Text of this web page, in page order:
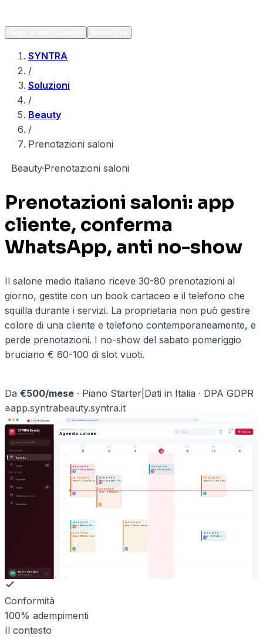
SYNTRA
/
Soluzioni
/
Beauty
/
Prenotazioni saloni
Beauty·Prenotazioni saloni
Prenotazioni saloni: app
cliente, conferma
WhatsApp, anti no-show
Il salone medio italiano riceve 30-80 prenotazioni al
giorno, gestite con un book cartaceo e il telefono che
squilla durante i servizi. La proprietaria non può gestire
colore di una cliente e telefono contemporaneamente, e
perde prenotazioni. I no-show del sabato pomeriggio
bruciano € 60-100 di slot vuoti.
Da €500/mese · Piano Starter Dati in Italia · DPA GDPR
app.syntrabeauty.syntra.it
SYNTRA Beauty app.syntrabeauty.syntra.it
SYNTRA Beauty
Agenda salone
Cerca o premi ⌘K
PRINCIPALE
Agenda
Clienti 12
GESTIONE
Pacchetti
Cassa 4
Schede colore
Statistiche
SD
Studio Operativo
Amministratore
SYNTRA Beauty ›Agenda salone
Agenda salone Cerca… Nuovo
Lun
11
Mar
12
Mer
13
Gio
14
Ven
15
Sab
16
Dom
17
9:00–10:00
Anna — Piega Bianch…
AM
10:00–12:00
Anna — Colore Rossi…
AG
14:00–15:00
Sara — Manicure Ver…
SP
15:00–17:00
Anna — Mèches + pie…
AC
10 :00–11:00
Marco (barber) — Ta…
MU
11:00–13 :00
Anna — Trattamento …
AA
14:00–17:00
Anna — Decolorazion…
AR
9:00–10 :00
Sara — Pedicure Pin…
10 :00–12 :00
Anna — Colore + pie…
AT
15:00–16:00
Sara — Slot libero …
SA
Conformità
100% adempimenti
Il contesto